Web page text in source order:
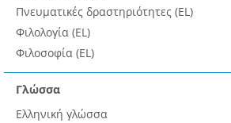
Πνευματικές δραστηριότητες (EL)
Φιλολογία (EL)
Φιλοσοφία (EL)
Γλώσσα
Ελληνική γλώσσα